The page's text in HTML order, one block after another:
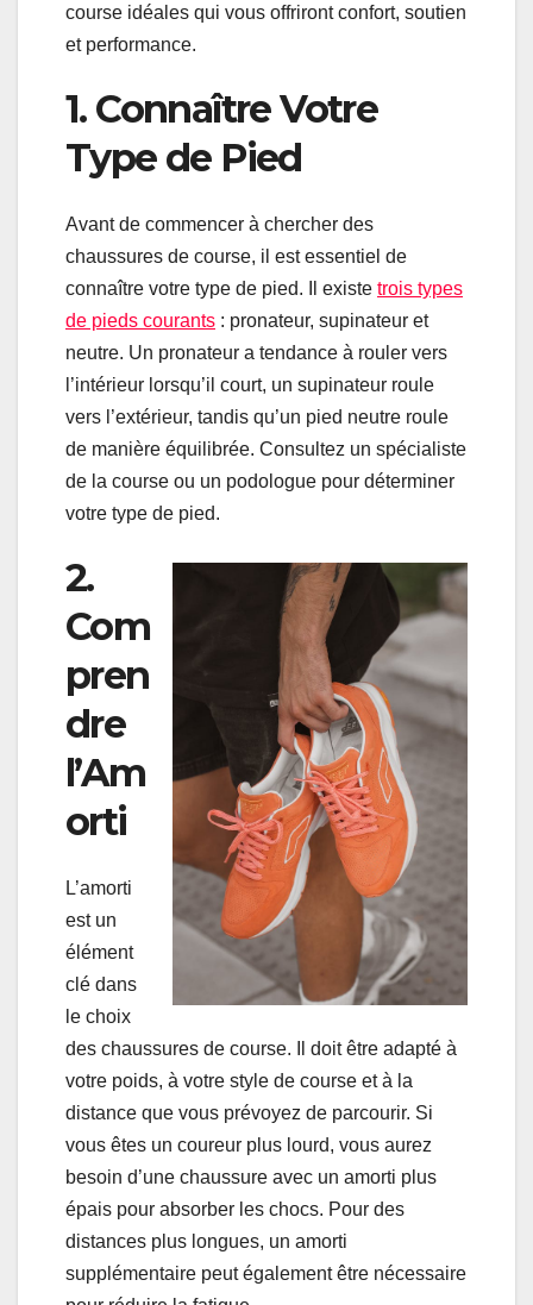
course idéales qui vous offriront confort, soutien
et performance.
1. Connaître Votre
Type de Pied
Avant de commencer à chercher des
chaussures de course, il est essentiel de
connaître votre type de pied. Il existe trois types
de pieds courants : pronateur, supinateur et
neutre. Un pronateur a tendance à rouler vers
l’intérieur lorsqu’il court, un supinateur roule
vers l’extérieur, tandis qu’un pied neutre roule
de manière équilibrée. Consultez un spécialiste
de la course ou un podologue pour déterminer
votre type de pied.
2.
Com
pren
dre
l’Am
orti
L’amorti
est un
élément
clé dans
le choix
des chaussures de course. Il doit être adapté à
votre poids, à votre style de course et à la
distance que vous prévoyez de parcourir. Si
vous êtes un coureur plus lourd, vous aurez
besoin d’une chaussure avec un amorti plus
épais pour absorber les chocs. Pour des
distances plus longues, un amorti
supplémentaire peut également être nécessaire